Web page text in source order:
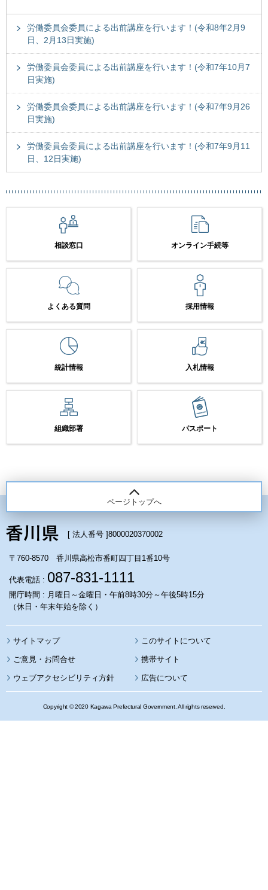
労働委員会委員による出前講座を行います！(令和8年2月9
日、2月13日実施)
労働委員会委員による出前講座を行います！(令和7年10月7
日実施)
労働委員会委員による出前講座を行います！(令和7年9月26
日実施)
労働委員会委員による出前講座を行います！(令和7年9月11
日、12日実施)
相談窓口 オンライン手続等
よくある質問 採用情報
統計情報 入札情報
組織部署 パスポート
ページトップへ
[ 法人番号 ]8000020370002
〒760-8570 香川県高松市番町四丁目1番10号
代表電話 : 087-831-1111
開庁時間 : 月曜日～金曜日・午前8時30分～午後5時15分
（休日・年末年始を除く）
サイトマップ このサイトについて
携帯サイト
ウェブアクセシビリティ方針 広告について
Copyright © 2020 Kagawa Prefectural Government. All rights reserved.